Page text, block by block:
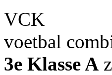
VCK
voetbal
3e Klasse A